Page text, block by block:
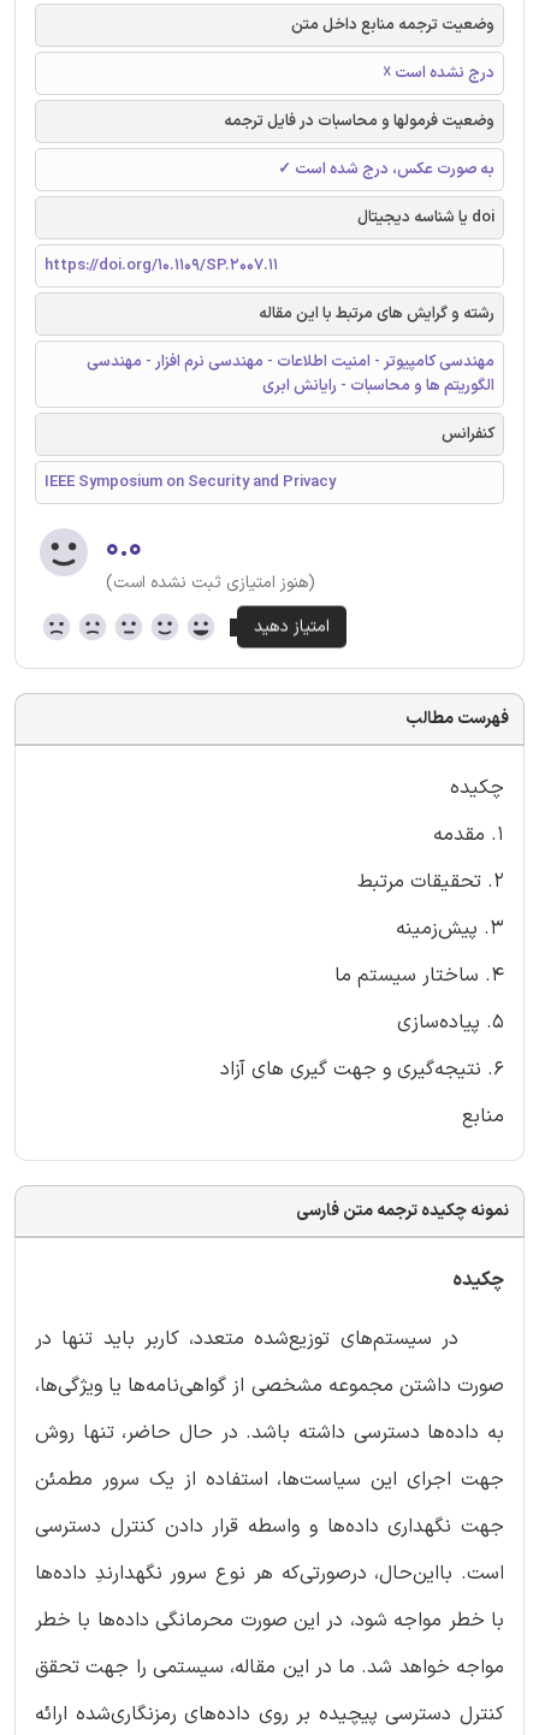
وضعیت ترجمه منابع داخل متن
درج نشده است ☓
وضعیت فرمولها و محاسبات در فایل ترجمه
به صورت عکس، درج شده است ✓
doi یا شناسه دیجیتال
https://doi.org/10.1109/SP.2007.11
رشته و گرایش های مرتبط با این مقاله
مهندسی کامپیوتر - امنیت اطلاعات - مهندسی نرم افزار - مهندسی
الگوریتم ها و محاسبات - رایانش ابری
کنفرانس
IEEE Symposium on Security and Privacy
۰.۰
(هنوز امتیازی ثبت نشده است)
فهرست مطالب
چکیده
1. مقدمه
2. تحقیقات مرتبط
3. پیش‌زمینه
4. ساختار سیستم ما
5. پیاده‌سازی
6. نتیجه‌گیری و جهت گیری های آزاد
منابع
نمونه چکیده ترجمه متن فارسی
چکیده
در سیستم‌های توزیع‌شده متعدد، کاربر باید تنها در
صورت داشتن مجموعه مشخصی از گواهی‌نامه‌ها یا ویژگی‌ها،
به داده‌ها دسترسی داشته باشد. در حال حاضر، تنها روش
جهت اجرای این سیاست‌ها، استفاده از یک سرور مطمئن
جهت نگهداری داده‌ها و واسطه قرار دادن کنترل دسترسی
است. بااین‌حال، درصورتی‌که هر نوع سرور نگهدارندِ داده‌ها
با خطر مواجه شود، در این صورت محرمانگی داده‌ها با خطر
مواجه خواهد شد. ما در این مقاله، سیستمی را جهت تحقق
کنترل دسترسی پیچیده بر روی‌ داده‌های رمزنگاری‌شده ارائه